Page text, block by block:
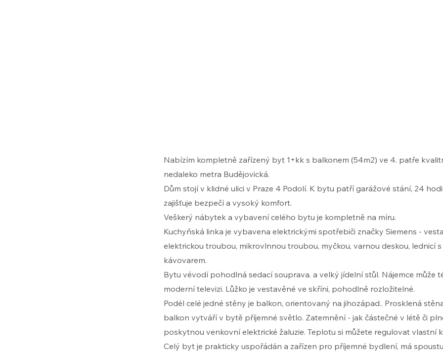
Nabízím kompletně zařízený byt 1+kk s balkonem (54m2) ve 4. patře
nedaleko metra Budějovická.
Dům stojí v klidné ulici v Praze 4 Podolí. K bytu patří garážové stání, 24
zajišťuje bezpečí a vysoký komfort.
Veškerý nábytek a vybavení celého bytu je kompletně na míru.
Kuchyňská linka je vybavena elektrickými spotřebiči značky Siemens -
elektrickou troubou, mikrovlnnou troubou, myčkou, varnou deskou, lednicí s
kávovarem.
Bytu vévodí pohodlná sedací souprava. a velký jídelní stůl. Nájemce může
moderní televizi. Lůžko je vestavěné ve skříni, pohodlně rozložitelné.
Podél celé jedné stěny je balkon, orientovaný na jihozápad.. Prosklená
balkon vytváří v bytě příjemné světlo. Zatemnění - jak částečné v létě či
poskytnou venkovní elektrické žaluzie. Teplotu si můžete regulovat vlastní
Celý byt je prakticky uspořádán a zařízen pro příjemné bydlení, má